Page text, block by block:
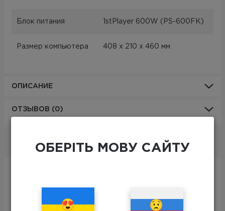
Блок питания 1stPlayer 600W (PS-600FK)
Размер компьютера 408 х 210 х 460 мм
ОПИСАНИЕ
ОТЗЫВОВ (0)
ОБЕРІТЬ МОВУ САЙТУ